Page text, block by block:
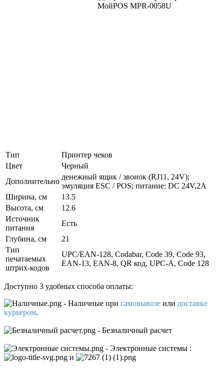
Тип
Принтер чеков
Цвет
Черный
Дополнительно
денежный ящик / звонок (RJ11, 24V);
эмуляция ESC / POS; питание: DC 24V,2A
Ширина, см
13.5
Высота, см
12.6
Источник
питания
Есть
Глубина, см
21
Тип
печатаемых
штрих-кодов
UPC/EAN-128, Codabar, Code 39, Code 93,
EAN-13, EAN-8, QR код, UPC-A, Code 128
Доступно 3 удобных способа оплаты:
- Наличные при самовывозе или доставке
курьером.
- Безналичный расчет
- Электронные системы :
и